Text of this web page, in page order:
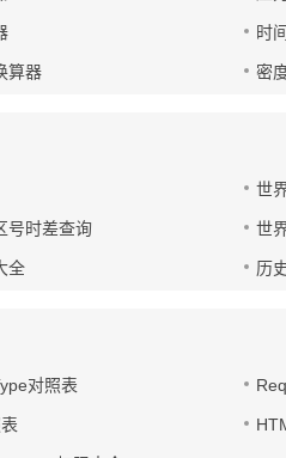
时
算器 密
世
号时差查询 世
全 历
对照表